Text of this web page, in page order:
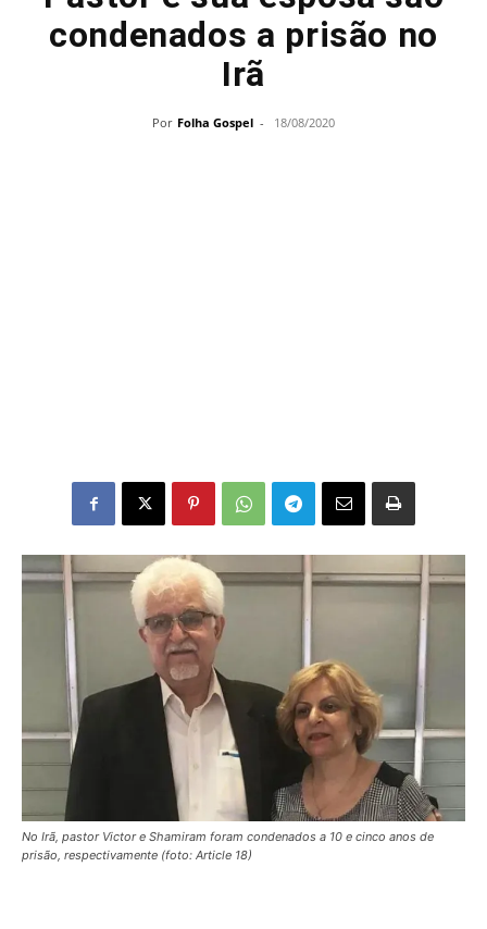
condenados a prisão no
Irã
Por Folha Gospel - 18/08/2020
No Irã, pastor Victor e Shamiram foram condenados a 10 e cinco anos de
prisão, respectivamente (foto: Article 18)